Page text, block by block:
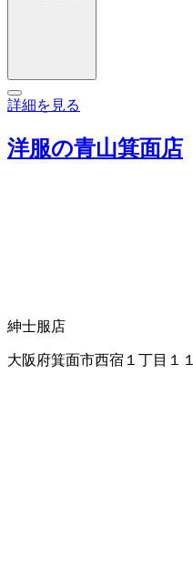
詳細を見る
洋服の青山箕面店
紳士服店
大阪府箕面市西宿１丁目１